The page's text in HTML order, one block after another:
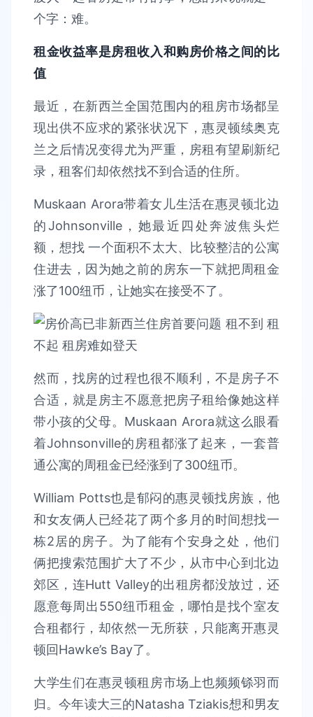
个字：难。
租金收益率是房租收入和购房价格之间的比
值
最近，在新西兰全国范围内的租房市场都呈
现出供不应求的紧张状况下，惠灵顿续奥克
兰之后情况变得尤为严重，房租有望刷新纪
录，租客们却依然找不到合适的住所。
Muskaan Arora带着女儿生活在惠灵顿北边
的Johnsonville，她最近四处奔波焦头烂
额，想找 一个面积不太大、比较整洁的公寓
住进去，因为她之前的房东一下就把周租金
涨了100纽币，让她实在接受不了。
然而，找房的过程也很不顺利，不是房子不
合适，就是房主不愿意把房子租给像她这样
带小孩的父母。Muskaan Arora就这么眼看
着Johnsonville的房租都涨了起来，一套普
通公寓的周租金已经涨到了300纽币。
William Potts也是郁闷的惠灵顿找房族，他
和女友俩人已经花了两个多月的时间想找一
栋2居的房子。为了能有个安身之处，他们
俩把搜索范围扩大了不少，从市中心到北边
郊区，连Hutt Valley的出租房都没放过，还
愿意每周出550纽币租金，哪怕是找个室友
合租都行，却依然一无所获，只能离开惠灵
顿回Hawke’s Bay了。
大学生们在惠灵顿租房市场上也频频铩羽而
归。今年读大三的Natasha Tziakis想和男友